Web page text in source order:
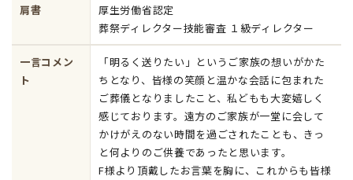
肩書
厚生労働省認定
葬祭ディレクター技能審査 １級ディレクター
一言コメン
ト
「明るく送りたい」というご家族の想いがかた
ちとなり、皆様の笑顔と温かな会話に包まれた
ご葬儀となりましたこと、私どもも大変嬉しく
感じております。遠方のご家族が一堂に会して
かけがえのない時間を過ごされたことも、きっ
と何よりのご供養であったと思います。
F様より頂戴したお言葉を胸に、これからも皆様